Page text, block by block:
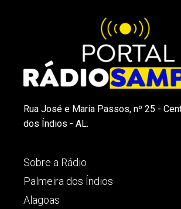
Rua José e Maria Passos, nº 25 -
dos Índios - AL.
Sobre a Rádio
Palmeira dos Índios
Alagoas